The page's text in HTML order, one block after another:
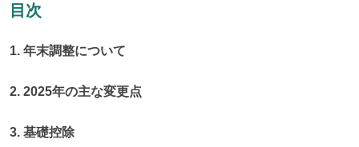
目次
1. 年末調整について
2. 2025年の主な変更点
3. 基礎控除